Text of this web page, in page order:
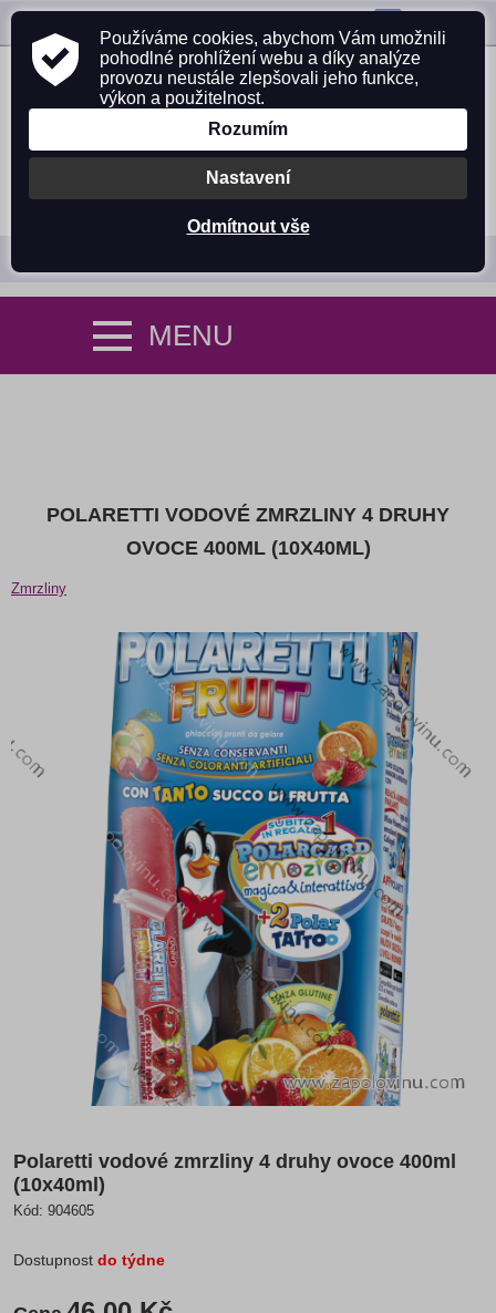
MENU
POLARETTI VODOVÉ ZMRZLINY 4 DRUHY
OVOCE 400ML (10X40ML)
Zmrzliny
Polaretti vodové zmrzliny 4 druhy ovoce 400ml
(10x40ml)
Kód: 904605
Dostupnost do týdne
Používáme cookies, abychom Vám umožnili
pohodlné prohlížení webu a díky analýze
provozu neustále zlepšovali jeho funkce,
výkon a použitelnost.
Rozumím
Nastavení
Odmítnout vše